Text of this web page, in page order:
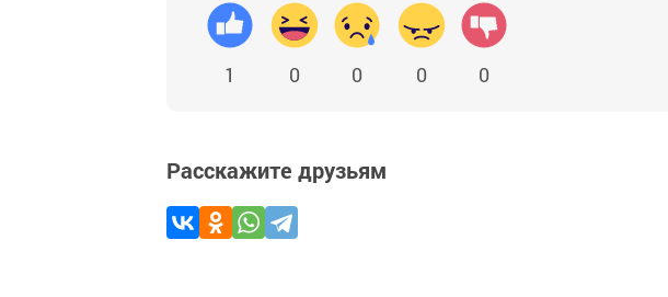
1 0 0 0 0
Расскажите друзьям